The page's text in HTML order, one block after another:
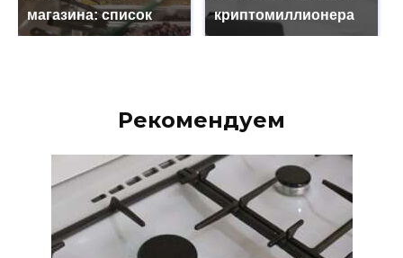
магазина: список
криптомиллионера
Рекомендуем